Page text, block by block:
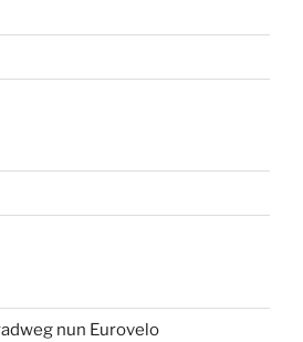
nun Eurovelo